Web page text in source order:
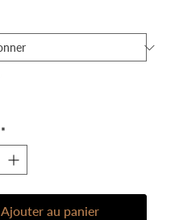
*
Ajouter au panier